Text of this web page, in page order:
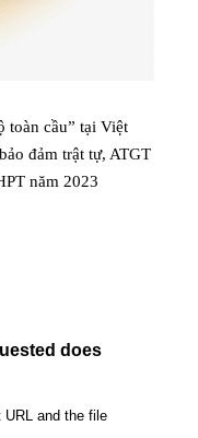
toàn cầu” tại Việt
đảm trật tự, ATGT
năm 2023